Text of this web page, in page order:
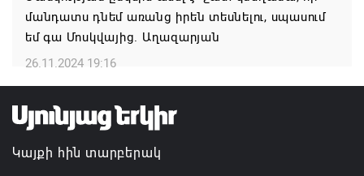
մեծածավալ աշխատանքներ՝ գյուղական
բնակավայրերում
07.08.2026 16:09
Ռուսաստանի բանակը «Իսկանդերով» հարվածել է
ուկրաինական գնացքին
07.08.2026 14:32
մանդատս դնեմ առանց իրեն տեսնելու, սպասում
եմ գա Մոսկվայից. Աղազարյան
26.11.2024 19:16
Կայքի հին տարբերակ